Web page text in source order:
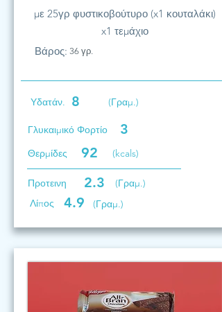
με 25γρ φυστικοβούτυρο (x1 κουταλάκι)
x1 τεμάχιο
Βάρος: 36 γρ.
Υδατάν. 8 (Γραμ.)
Γλυκαιμικό Φορτίο 3
Θερμίδες 92 (kcals)
Προτεινη 2.3
(Γραμ.)
Λίπος
4.9 (Γραμ.)